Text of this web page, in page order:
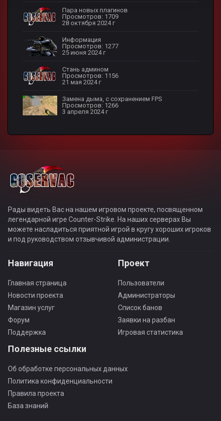
Пара новых плагинов
Просмотров: 1709
28 октября 2024 г
Информация
Просмотров: 1277
25 июня 2024 г
Стань админом
Просмотров: 1156
21 мая 2024 г
Замена дыма, с сохранением FPS
Просмотров: 1266
3 апреля 2024 г
Рады видеть Вас на нашем игровом проекте, посвященном
легендарной игре Counter-Strike. На наших серверах Вы
можете насладиться приятной игрой в кругу хороших игроков
и под руководством отзывчивой администрации.
Навигация
Главная страница
Новости проекта
Магазин услуг
Форум
Поддержка
Проект
Пользователи
Администраторы
Список банов
Заявки на разбан
Игровая статистика
Полезные ссылки
Об обработке персональных данных
Политика конфиденциальности
Правила проекта
База знаний